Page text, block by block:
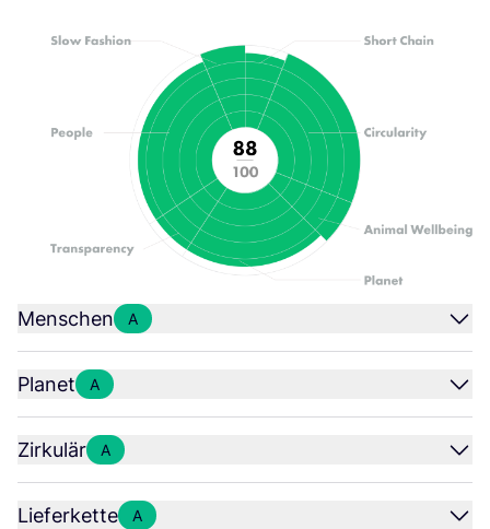
Menschen A
Planet A
Zirkulär A
Lieferkette A